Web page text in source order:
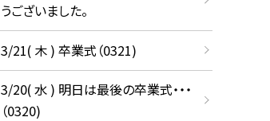
うございました。
3/21( 木 ) 卒業式（0321)
3/20( 水 ) 明日は最後の卒業式・・・
（0320)